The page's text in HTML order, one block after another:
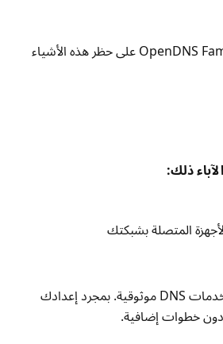
يعمل خادم OpenDNS Family Shield على حظر هذه الأشياء
ذلك:
المتصلة بشبكتك
إنه واحد من أقدم وأكثر خدمات DNS موثوقية. بمجرد إعدادك
خطوات إضافية.